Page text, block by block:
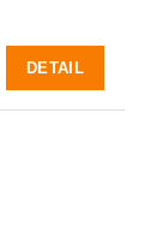
DETAIL